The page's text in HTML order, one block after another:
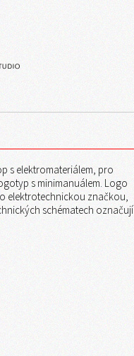
s elektromateriálem, pro
s minimanuálem. Logo
elektrotechnickou značkou,
schématech označují